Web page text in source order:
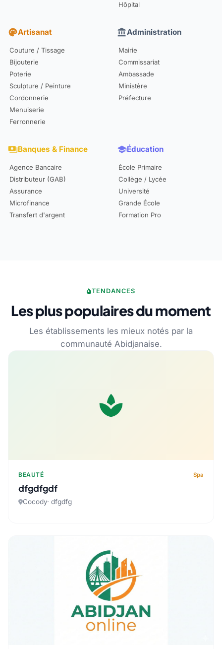
Hôpital
paletteArtisanat
Couture / Tissage
Bijouterie
Poterie
Sculpture / Peinture
Cordonnerie
Menuiserie
Ferronnerie
account_balanceAdministration
Mairie
Commissariat
Ambassade
Ministère
Préfecture
paymentsBanques & Finance
Agence Bancaire
Distributeur (GAB)
Assurance
Microfinance
Transfert d'argent
schoolÉducation
École Primaire
Collège / Lycée
Université
Grande École
Formation Pro
TENDANCES
Les plus populaires du moment
Les établissements les mieux notés par la
communauté Abidjanaise.
spa
BEAUTÉ Spa
dfgdfgdf
Cocody· dfgdfg